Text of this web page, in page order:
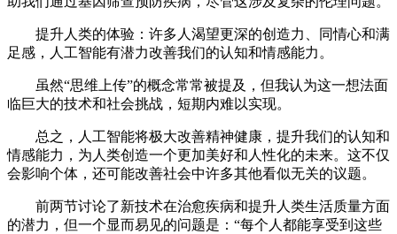
提升人类的体验：许多人渴望更深的创造力、同情心和满
足感，人工智能有潜力改善我们的认知和情感能力。
虽然“思维上传”的概念常常被提及，但我认为这一想法面
临巨大的技术和社会挑战，短期内难以实现。
总之，人工智能将极大改善精神健康，提升我们的认知和
情感能力，为人类创造一个更加美好和人性化的未来。这不仅
会影响个体，还可能改善社会中许多其他看似无关的议题。
前两节讨论了新技术在治愈疾病和提升人类生活质量方面
的潜力，但一个显而易见的问题是：“每个人都能享受到这些